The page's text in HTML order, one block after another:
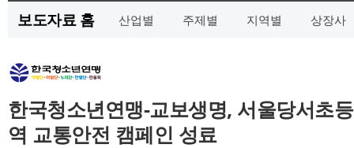
보도자료 홈 산업별 주제별 지역별 상장사
한국청소년연맹-교보생명, 서울당서초
역 교통안전 캠페인 성료